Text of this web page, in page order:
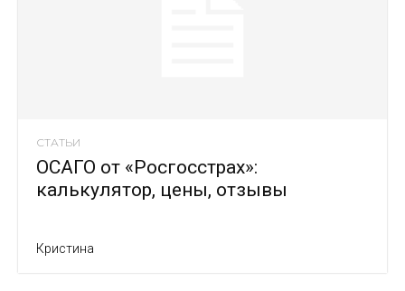
СТАТЬИ
ОСАГО от «Росгосстрах»:
калькулятор, цены, отзывы
Кристина